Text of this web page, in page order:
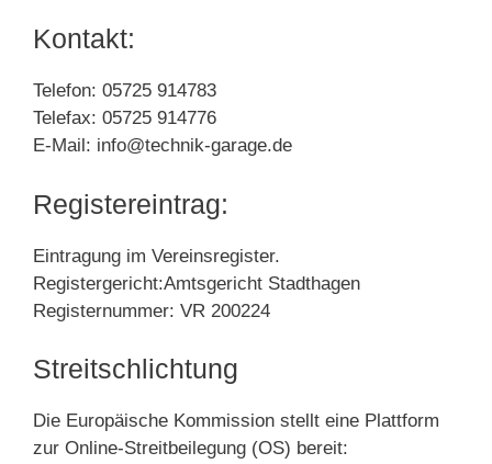
Kontakt:
Telefon: 05725 914783
Telefax: 05725 914776
E-Mail: info@technik-garage.de
Registereintrag:
Eintragung im Vereinsregister.
Registergericht:Amtsgericht Stadthagen
Registernummer: VR 200224
Streitschlichtung
Die Europäische Kommission stellt eine Plattform
zur Online-Streitbeilegung (OS) bereit: